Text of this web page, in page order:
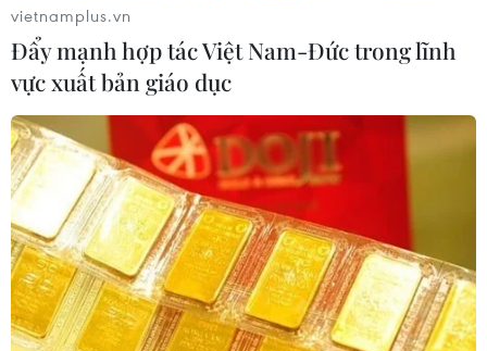
vietnamplus.vn
Đẩy mạnh hợp tác Việt Nam-Đức trong lĩnh
vực xuất bản giáo dục